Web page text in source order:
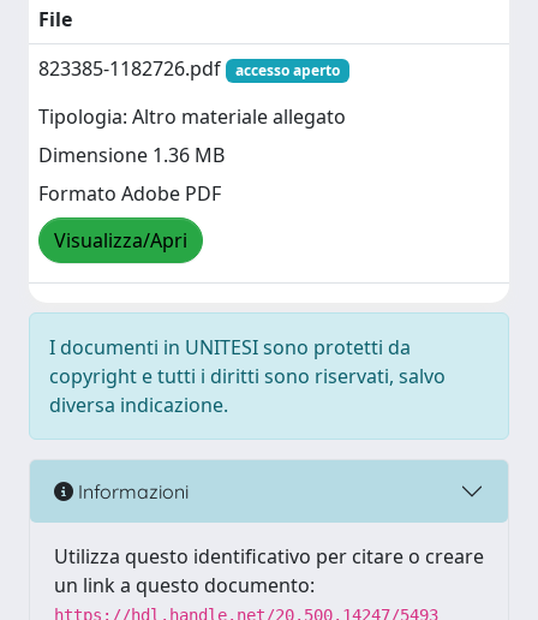
File
823385-1182726.pdf
accesso aperto
Tipologia: Altro materiale allegato
Dimensione 1.36 MB
Formato Adobe PDF
Visualizza/Apri
I documenti in UNITESI sono protetti da
copyright e tutti i diritti sono riservati, salvo
diversa indicazione.
Informazioni
Utilizza questo identificativo per citare o creare
un link a questo documento:
https://hdl.handle.net/20.500.14247/5493